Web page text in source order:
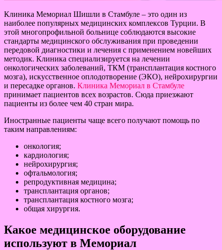
Клиника Мемориал Шишли в Стамбуле – это один из
наиболее популярных медицинских комплексов Турции. В
этой многопрофильной больнице соблюдаются высокие
стандарты медицинского обслуживания при проведении
передовой диагностики и лечения с применением новейших
методик. Клиника специализируется на лечении
онкологических заболеваний, ТКМ (трансплантация костного
мозга), искусственное оплодотворение (ЭКО), нейрохирургии
и пересадке органов. Клиника Мемориал в Стамбуле
принимает пациентов всех возрастов. Сюда приезжают
пациенты из более чем 40 стран мира.
Иностранные пациенты чаще всего получают помощь по
таким направлениям:
онкология;
кардиология;
нейрохирургия;
офтальмология;
репродуктивная медицина;
трансплантация органов;
трансплантация костного мозга;
общая хирургия.
Какое медицинское оборудование
используют в Мемориал